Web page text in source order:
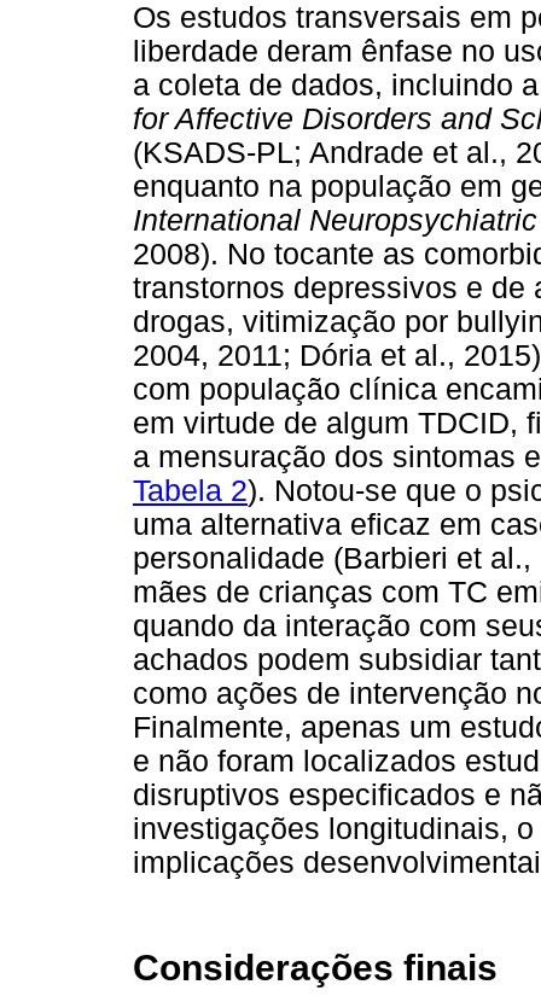
Os estudos transversais em
liberdade deram ênfase no
a coleta de dados, incluindo
for Affective Disorders and
(KSADS-PL; Andrade et al.,
enquanto na população em
International
2008). No tocante as
transtornos depressivos e de
drogas, vitimização por
2004, 2011; Dória et al.,
com população clínica
em virtude de algum TDCID,
a mensuração dos sintomas
Tabela 2). Notou-se que o
uma alternativa eficaz em
personalidade (Barbieri et
mães de crianças com TC
quando da interação com
achados podem subsidiar
como ações de intervenção
Finalmente, apenas um
e não foram localizados
disruptivos especificados e
investigações longitudinais,
implicações
Considerações finais